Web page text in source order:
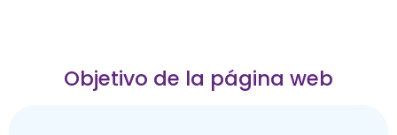
Objetivo de la página web